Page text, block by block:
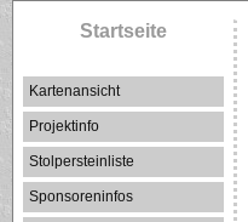
Startseite
Kartenansicht
Projektinfo
Stolpersteinliste
Sponsoreninfos